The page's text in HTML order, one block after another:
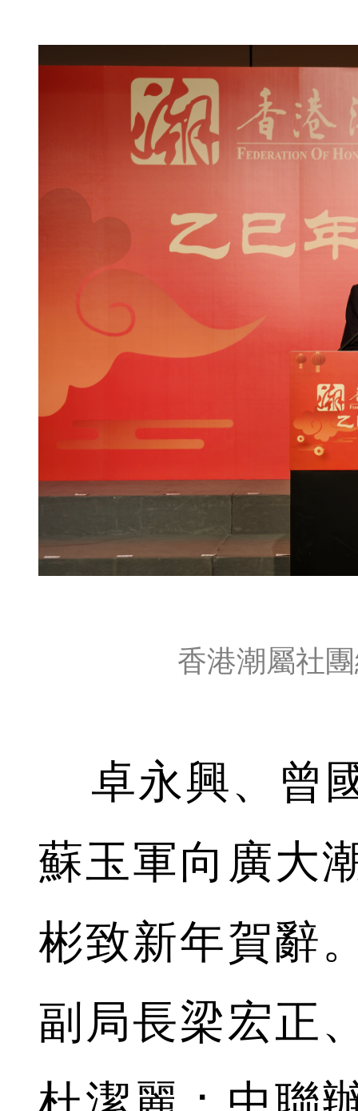
香港潮屬社
卓永興、曾
蘇玉軍向廣大
彬致新年賀辭
副局長梁宏正